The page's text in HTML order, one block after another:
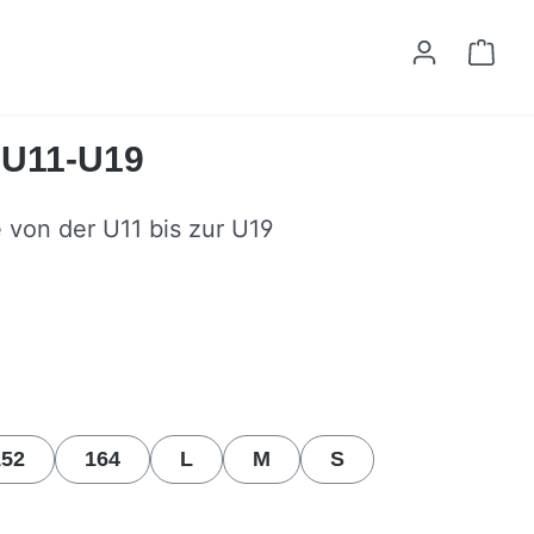
U19
der U11 bis zur U19
164 L M S